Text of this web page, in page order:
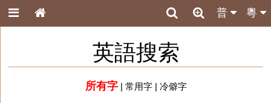
粵
普
英語搜索
所有字| 常用字| 冷僻字